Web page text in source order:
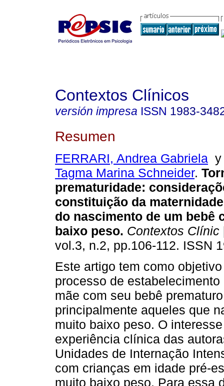
Contextos Clínicos
versión impresa ISSN 1983-
Resumen
FERRARI, Andrea Gabriela
Tagma Marina Schneider.
prematuridade:
constituição da
do nascimento de um bebê
baixo peso. Contextos Clínic
vol.3, n.2, pp.106-112. ISSN
Este artigo tem como
processo de
mãe com seu bebê
principalmente aqueles que
muito baixo peso. O
experiência clínica das
Unidades de Internação
com crianças em idade pré-
muito baixo peso. Para essa